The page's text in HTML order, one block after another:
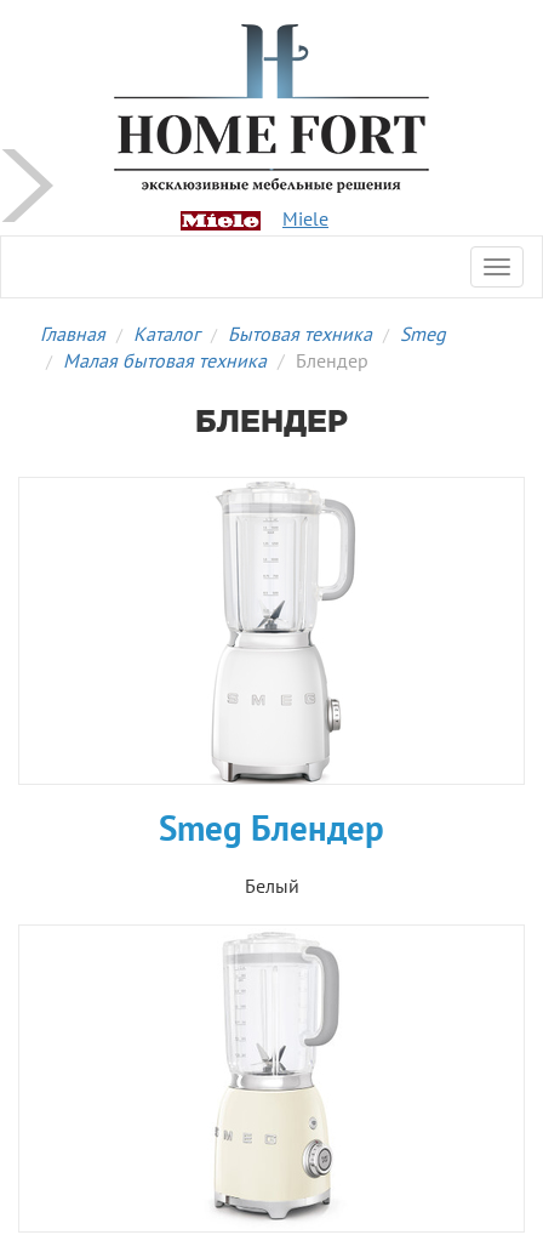
Miele
Главная Каталог Бытовая техника
Smeg
Малая бытовая техника
Блендер
БЛЕНДЕР
Smeg Блендер
Белый